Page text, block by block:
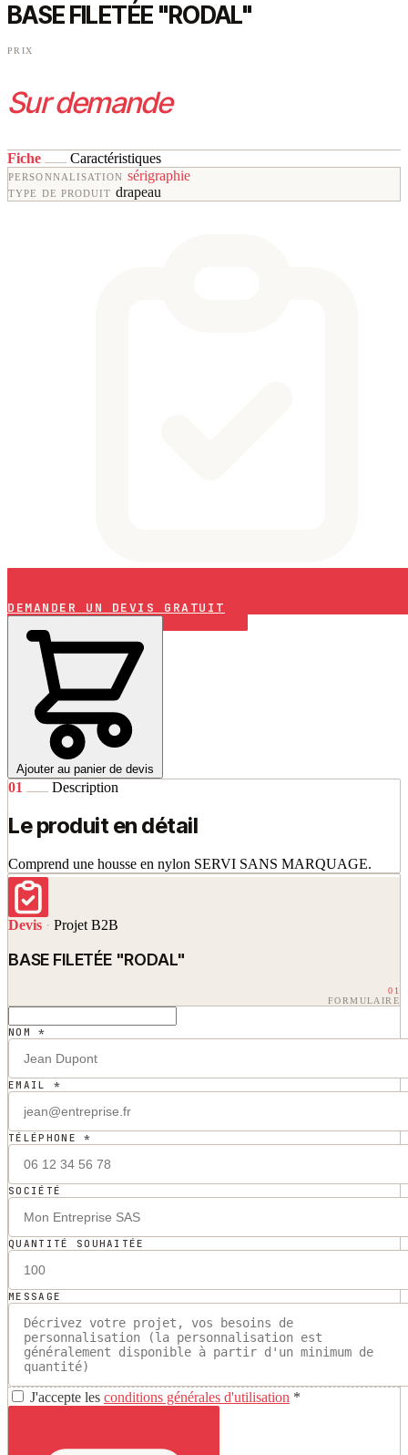
BASE FILETÉE "RODAL"
PRIX
Sur demande
Fiche Caractéristiques
PERSONNALISATION sérigraphie
TYPE DE PRODUIT drapeau
DEMANDER UN DEVIS GRATUIT
Ajouter au panier de devis
01 Description
Le produit en détail
Comprend une housse en nylon SERVI SANS MARQUAGE.
Devis · Projet B2B
BASE FILETÉE "RODAL"
01
FORMULAIRE
NOM *
EMAIL *
TÉLÉPHONE *
SOCIÉTÉ
QUANTITÉ SOUHAITÉE
MESSAGE
J'accepte les conditions générales d'utilisation *